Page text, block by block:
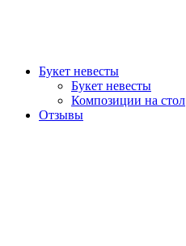
Букет невесты
Букет невесты
Композиции на стол
Отзывы